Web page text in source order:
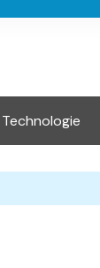
Technologie